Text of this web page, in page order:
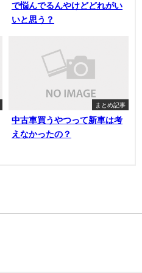
で悩んでるんやけどどれがい
いと思う？
まとめ記事
中古車買うやつって新車は考
えなかったの？